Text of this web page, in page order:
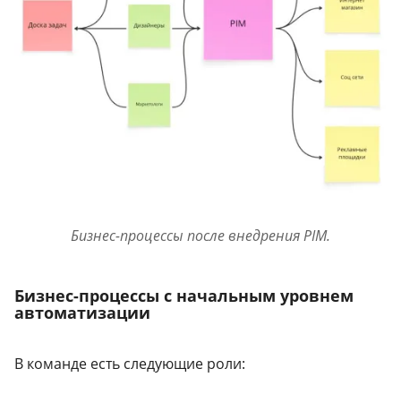
Бизнес-процессы после внедрения PIM.
Бизнес-процессы с начальным уровнем
автоматизации
В команде есть следующие роли: